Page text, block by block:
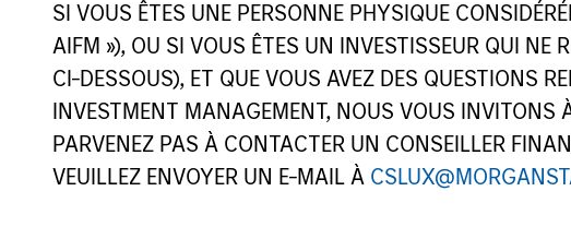
SI VOUS ÊTES UNE PERSONNE PHYSIQUE
AIFM »), OU SI VOUS ÊTES UN INVESTISSEUR QUI NE
CI-DESSOUS), ET QUE VOUS AVEZ DES QUESTIONS
INVESTMENT MANAGEMENT, NOUS VOUS INVITONS
PARVENEZ PAS À CONTACTER UN CONSEILLER
VEUILLEZ ENVOYER UN E-MAIL À